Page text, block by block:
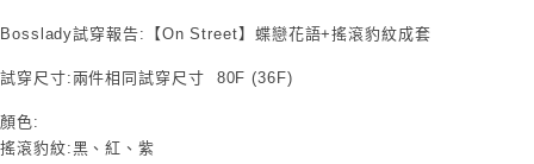
Bosslady試穿報告:【On Street】蝶戀花語+搖滾豹紋成套
試穿尺寸:兩件相同試穿尺寸 80F (36F)
顏色:
搖滾豹紋:黑、紅、紫